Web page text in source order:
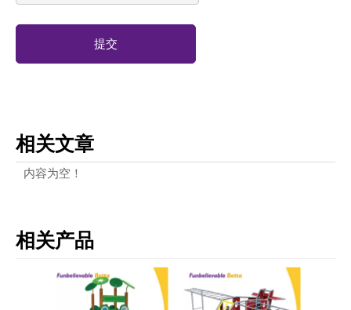
提交
相关文章
内容为空！
相关产品